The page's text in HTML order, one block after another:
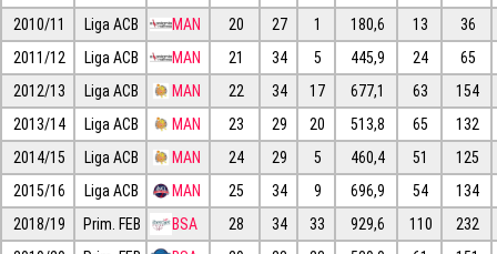
2010/11
Liga ACB MAN 20 27 1 180,6 13
36
2011/12
Liga ACB MAN 21 34 5 445,9 24
65
2012/13
Liga ACB MAN 22 34 17 677,1 63
154
2013/14
Liga ACB MAN 23 29 20 513,8 65
132
2014/15
Liga ACB MAN 24 29 5 460,4 51
125
2015/16
Liga ACB MAN 25 34 9 696,9 54
134
2018/19
Prim. FEB BSA 28 34 33 929,6 110
232